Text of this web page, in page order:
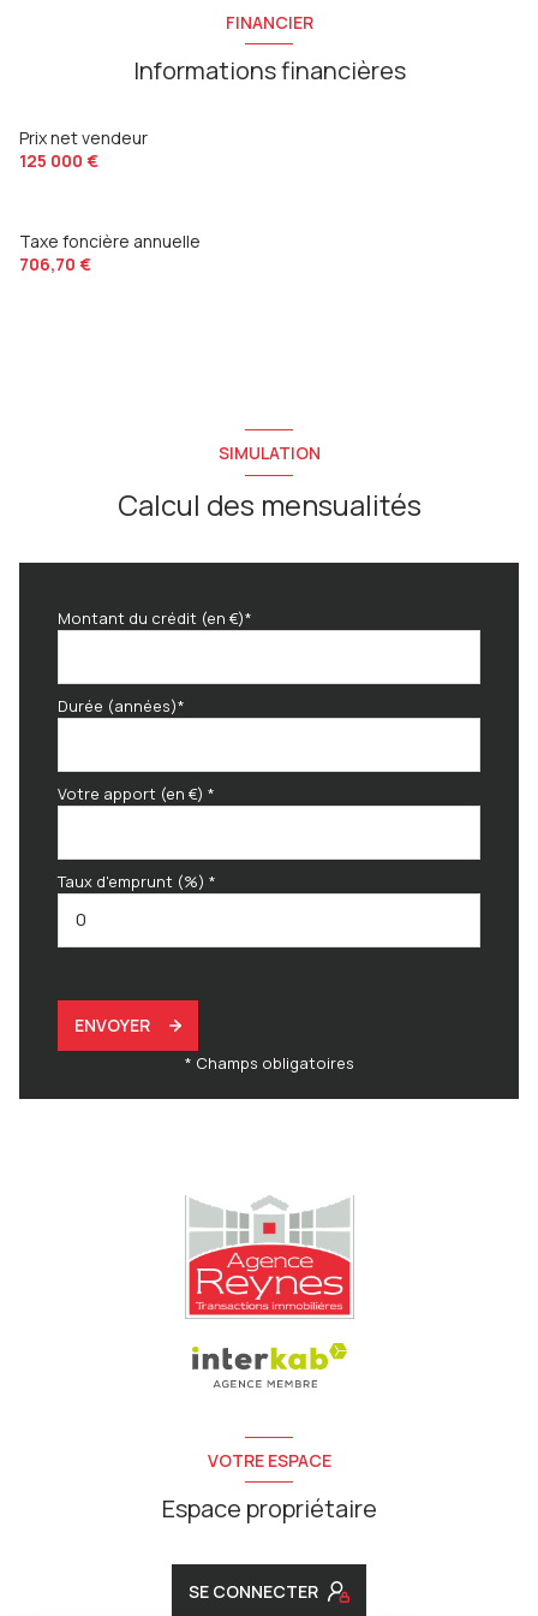
FINANCIER
Informations financières
Prix net vendeur
125 000 €
Taxe foncière annuelle
706,70 €
SIMULATION
Calcul des mensualités
Montant du crédit (en €)*
Durée (années)*
Votre apport (en €) *
Taux d'emprunt (%) *
ENVOYER
* Champs obligatoires
VOTRE ESPACE
Espace propriétaire
SE CONNECTER